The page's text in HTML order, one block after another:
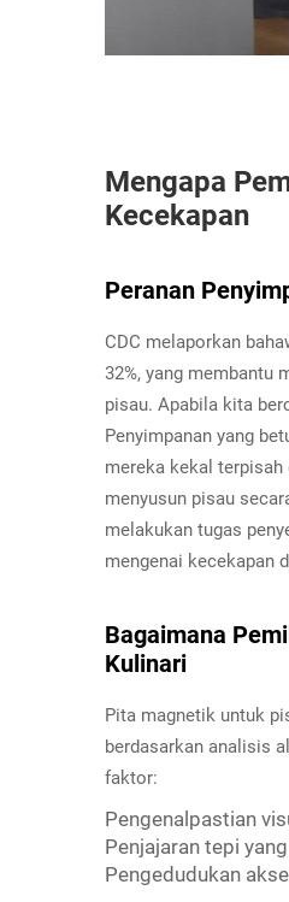
Mengapa
Kecekapan
Peranan
CDC melaporkan
32%, yang membantu
pisau. Apabila kita
Penyimpanan yang
mereka kekal
menyusun pisau
melakukan tugas
mengenai kecekapan
Bagaimana
Kulinari
Pita magnetik untuk
berdasarkan analisis
faktor:
Pengenalpastian
Penjajaran tepi
Pengedudukan